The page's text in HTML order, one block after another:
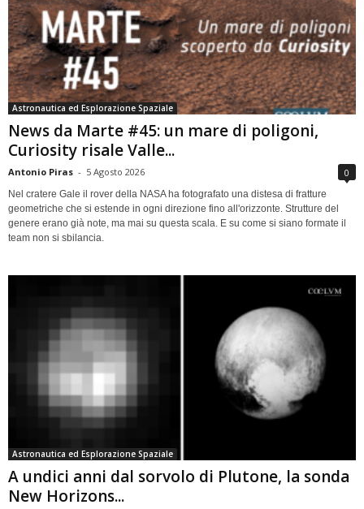
Astronautica ed Esplorazione Spaziale
News da Marte #45: un mare di poligoni,
Curiosity risale Valle...
Antonio Piras - 5 Agosto 2026 0
Nel cratere Gale il rover della NASA ha fotografato una distesa di fratture
geometriche che si estende in ogni direzione fino all'orizzonte. Strutture del
genere erano già note, ma mai su questa scala. E su come si siano formate il
team non si sbilancia.
Astronautica ed Esplorazione Spaziale
A undici anni dal sorvolo di Plutone, la sonda
New Horizons...